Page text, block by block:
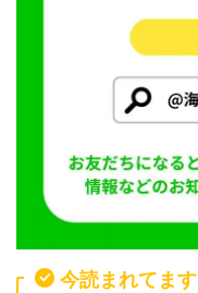
今読まれてます